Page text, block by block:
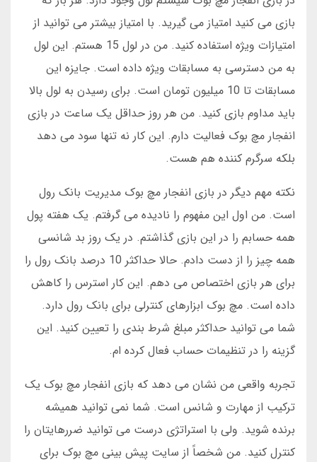
بازی می کنید امتیاز می گیرید. با امتیاز بیشتر می توانید از
امتیازات ویژه استفاده کنید. من در لول 15 هستم. این لول
به من دسترسی به مسابقات ویژه داده است. جایزه این
مسابقات تا 10 میلیون تومان است. برای رسیدن به لول بالا
باید مداوم بازی کنید. من هر روز حداقل یک ساعت در بازی
انفجار مچ بوک فعالیت دارم. این کار نه تنها سود می دهد
بلکه سرگرم کننده هم هست.
نکته مهم دیگر در بازی انفجار مچ بوک مدیریت بانک رول
است. من اول این مفهوم را نادیده می گرفتم. یک هفته پول
همه حسابم را در این بازی گذاشتم. در یک روز بد شانسی
همه چیز را از دست دادم. حالا حداکثر 10 درصد بانک رول را
برای هر بازی اختصاص می دهم. این کار استرس را کاهش
داده است. مچ بوک ابزارهای کنترلی برای بانک رول دارد.
شما می توانید حداکثر مبلغ شرط بندی را تعیین کنید. این
گزینه را در تنظیمات حساب فعال کرده ام.
تجربه واقعی من نشان می دهد که بازی انفجار مچ بوک یک
ترکیب از مهارت و شانس است. شما نمی توانید همیشه
برنده شوید. ولی با استراتژی درست می توانید ضررهایتان را
کنترل کنید. من شخصاً از سایت پیش بینی مچ بوک برای